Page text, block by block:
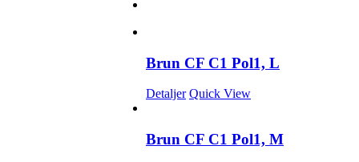
Brun CF C1 Pol1, L
Detaljer Quick View
Brun CF C1 Pol1, M